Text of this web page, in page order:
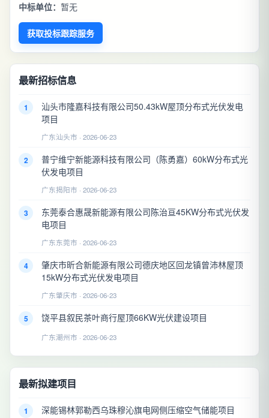
中标单位： 暂无
获取投标跟踪服务
最新招标信息
1
汕头市隆嘉科技有限公司50.43kW屋顶分布式光伏发电
项目
广东汕头市 · 2026-06-23
2
普宁维宁新能源科技有限公司（陈勇嘉）60kW分布式光
伏发电项目
广东揭阳市 · 2026-06-23
3
东莞泰合惠晟新能源有限公司陈治亘45KW分布式光伏发
电项目
广东东莞市 · 2026-06-23
4
肇庆市昕合新能源有限公司德庆地区回龙镇曾沛林屋顶
15kW分布式光伏发电项目
广东肇庆市 · 2026-06-23
5 饶平县叙民茶叶商行屋顶66KW光伏建设项目
广东潮州市 · 2026-06-23
最新拟建项目
1 深能锡林郭勒西乌珠穆沁旗电网侧压缩空气储能项目